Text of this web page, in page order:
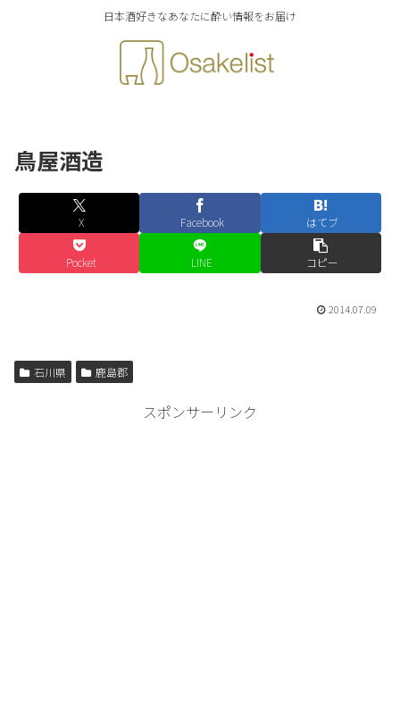
日本酒好きなあなたに酔い情報をお届け
鳥屋酒造
X Facebook はてブ
Pocket LINE コピー
2014.07.09
石川県 鹿島郡
スポンサーリンク